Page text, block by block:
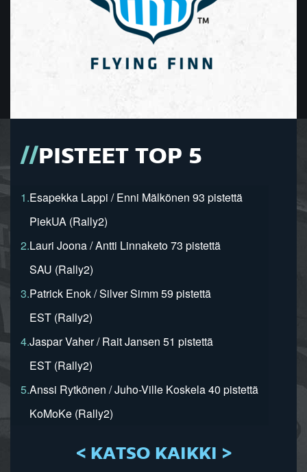
PISTEET TOP 5
1.Esapekka Lappi / Enni Mälkönen 93 pistettä
PiekUA (Rally2)
2.Lauri Joona / Antti Linnaketo 73 pistettä
SAU (Rally2)
3.Patrick Enok / Silver Simm 59 pistettä
EST (Rally2)
4.Jaspar Vaher / Rait Jansen 51 pistettä
EST (Rally2)
5.Anssi Rytkönen / Juho-Ville Koskela 40 pistettä
KoMoKe (Rally2)
< KATSO KAIKKI >